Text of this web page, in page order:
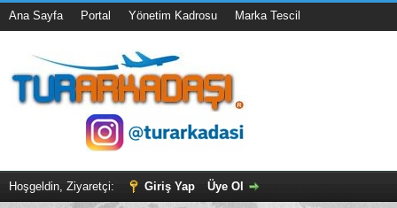
Ana Sayfa Portal Yönetim Kadrosu Marka Tescil
Hoşgeldin, Ziyaretçi: Giriş Yap Üye Ol